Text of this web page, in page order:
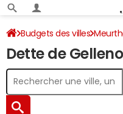
Budgets des villes
Dette au 31/12/2024
Dette de